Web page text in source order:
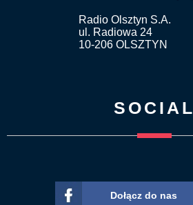
Radio Olsztyn S.A.
ul. Radiowa 24
10-206 OLSZTYN
SOCIAL
Dołącz do nas